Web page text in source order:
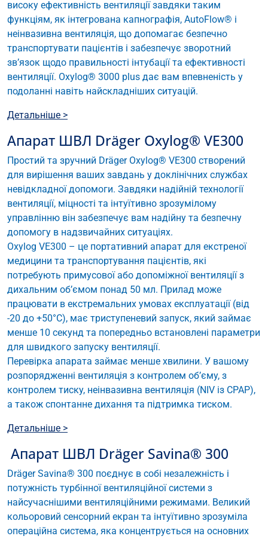
високу ефективність вентиляції завдяки таким
функціям, як інтегрована капнографія, AutoFlow® і
неінвазивна вентиляція, що допомагає безпечно
транспортувати пацієнтів і забезпечує зворотний
зв’язок щодо правильності інтубації та ефективності
вентиляції. Oxylog® 3000 plus дає вам впевненість у
подоланні навіть найскладніших ситуацій.
Детальніше >
Апарат ШВЛ Dräger Oxylog® VE300
Простий та зручний Dräger Oxylog® VE300 створений
для вирішення ваших завдань у доклінічних службах
невідкладної допомоги. Завдяки надійній технології
вентиляції, міцності та інтуїтивно зрозумілому
управлінню він забезпечує вам надійну та безпечну
допомогу в надзвичайних ситуаціях.
Oxylog VE300 – це портативний апарат для екстреної
медицини та транспортування пацієнтів, які
потребують примусової або допоміжної вентиляції з
дихальним об’ємом понад 50 мл. Прилад може
працювати в екстремальних умовах експлуатації (від
-20 до +50°C), має триступеневий запуск, який займає
менше 10 секунд та попередньо встановлені параметри
для швидкого запуску вентиляції.
Перевірка апарата займає менше хвилини. У вашому
розпорядженні вентиляція з контролем об’єму, з
контролем тиску, неінвазивна вентиляція (NIV із CPAP),
а також спонтанне дихання та підтримка тиском.
Детальніше >
Апарат ШВЛ Dräger Savina® 300
Dräger Savina® 300 поєднує в собі незалежність і
потужність турбінної вентиляційної системи з
найсучаснішими вентиляційними режимами. Великий
кольоровий сенсорний екран та інтуїтивно зрозуміла
операційна система, яка концентрується на основних